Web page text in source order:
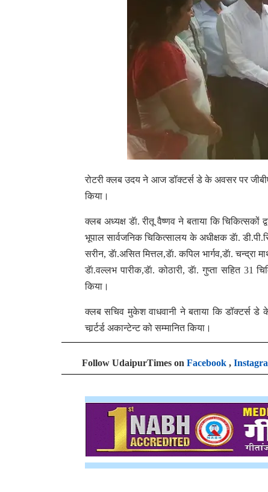
रोटरी क्लब उदय ने आज डॉक्टर्स डे के अवसर पर
किया।
क्लब अध्यक्ष डॅा. रीतू वैष्णव ने बताया कि
भूपाल सार्वजनिक चिकित्सालय के अधीक्षक डॅा.
सरीन, डॅा.असित मित्तल,डॅा. कपिल भार्गव,डॅा. चन्द्रा
डॅा.वल्लभ पारीक,डॅा. कोठारी, डॅा. गुप्ता सहित 31
किया।
क्लब सचिव मुकेश वाधवानी ने बताया कि डॉक्टर्स डे
चार्र्टर्ड अकान्टेन्ट को सम्मानित किया।
Follow UdaipurTimes on Facebook ,